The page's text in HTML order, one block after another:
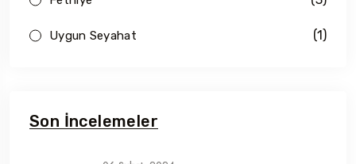
Uygun Seyahat (1)
Son İncelemeler